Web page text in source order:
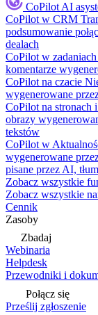
CoPilot AI
CoPilot w CRM
podsumowanie
dealach
CoPilot w zadaniach
komentarze
CoPilot na czacie
wygenerowane
CoPilot na stronach
obrazy
tekstów
CoPilot w
wygenerowane
pisane przez AI,
Zobacz wszystkie
Zobacz wszystkie
Cennik
Zasoby
Zbadaj
Webinaria
Helpdesk
Przewodniki i
Połącz się
Prześlij zgłoszenie